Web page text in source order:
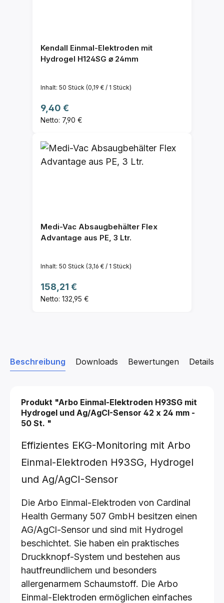
Kendall Einmal-Elektroden mit
Hydrogel H124SG ⌀ 24mm
Inhalt: 50 Stück (0,19 € / 1 Stück)
Regulärer Preis:
9,40 €
Netto: 7,90 €
Medi-Vac Absaugbehälter Flex
Advantage aus PE, 3 Ltr.
Inhalt: 50 Stück (3,16 € / 1 Stück)
Regulärer Preis:
158,21 €
Netto: 132,95 €
Beschreibung Downloads Details
Bewertungen
Produkt "Arbo Einmal-Elektroden H93SG mit
Hydrogel und Ag/AgCI-Sensor 42 x 24 mm -
50 St. "
Effizientes EKG-Monitoring mit Arbo
Einmal-Elektroden H93SG, Hydrogel
und Ag/AgCI-Sensor
Die Arbo Einmal-Elektroden von Cardinal
Health Germany 507 GmbH besitzen einen
AG/AgCl-Sensor und sind mit Hydrogel
beschichtet. Sie haben ein praktisches
Druckknopf-System und bestehen aus
hautfreundlichem und besonders
allergenarmem Schaumstoff. Die Arbo
Einmal-Elektroden ermöglichen einfaches